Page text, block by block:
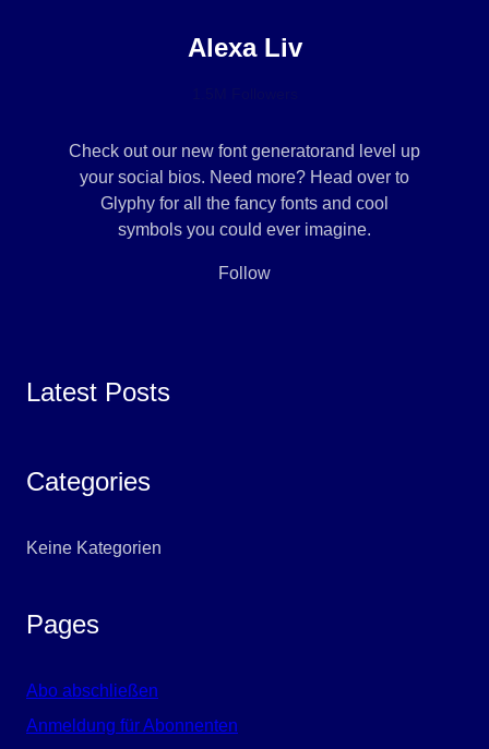
Alexa Liv
Check out our new font generatorand level up
your social bios. Need more? Head over to
Glyphy for all the fancy fonts and cool
symbols you could ever imagine.
Follow
Latest Posts
Categories
Keine Kategorien
Pages
Abo abschließen
Anmeldung für Abonnenten